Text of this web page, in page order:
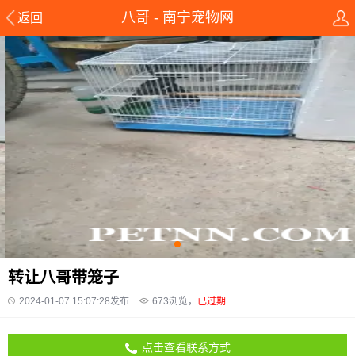
返回 八哥 - 南宁宠物网
转让八哥带笼子
2024-01-07 15:07:28发布 673浏览， 已过期
点击查看联系方式